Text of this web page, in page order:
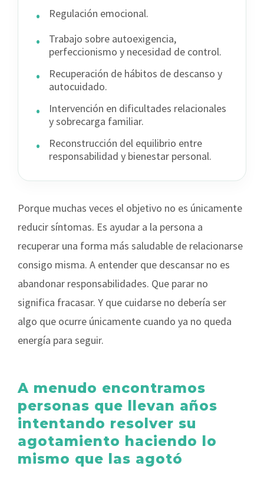
• Regulación emocional.
•
Trabajo sobre autoexigencia,
perfeccionismo y necesidad de control.
•
Recuperación de hábitos de descanso y
autocuidado.
•
Intervención en dificultades relacionales
y sobrecarga familiar.
•
Reconstrucción del equilibrio entre
responsabilidad y bienestar personal.
Porque muchas veces el objetivo no es únicamente
reducir síntomas. Es ayudar a la persona a
recuperar una forma más saludable de relacionarse
consigo misma. A entender que descansar no es
abandonar responsabilidades. Que parar no
significa fracasar. Y que cuidarse no debería ser
algo que ocurre únicamente cuando ya no queda
energía para seguir.
A menudo encontramos
personas que llevan años
intentando resolver su
agotamiento haciendo lo
mismo que las agotó